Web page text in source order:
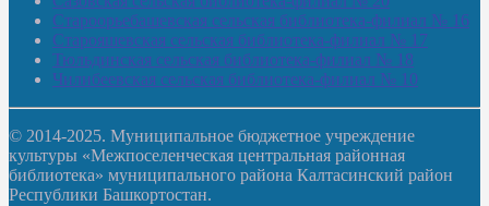
Староорьебашевская сельская библиотека-филиал № 16
Старояшевская сельская библиотека-филиал № 17
Тюльдинская сельская библиотека-филиал № 18
Чилибеевская сельская библиотека-филиал № 10
© 2014-2025. Муниципальное бюджетное учреждение
культуры «Межпоселенческая центральная районная
библиотека» муниципального района Калтасинский район
Республики Башкортостан.